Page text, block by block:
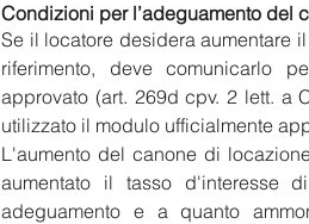
Condizioni per l’adeguamento del
Se il locatore desidera aumentare
riferimento, deve comunicarlo
approvato (art. 269d cpv. 2 lett. a
utilizzato il modulo ufficialmente
L'aumento del canone di
aumentato il tasso d'interesse
adeguamento e a quanto